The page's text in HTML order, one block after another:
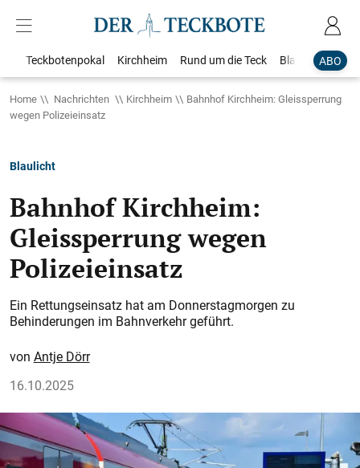
ABO
Teckbotenpokal Kirchheim Rund um die Teck Blaulicht
Home Nachrichten Kirchheim
Bahnhof Kirchheim: Gleissperrung
wegen Polizeieinsatz​​​​​​​​​​​​​​​​​​​​​​​​​​​​​​​​​​​​​​​​​​​​​​​​​​​​​​​​​​​​​​​​​​​​​​​​​​​​​​​​​​​​
Blaulicht
Bahnhof Kirchheim:
Gleissperrung wegen
Polizeieinsatz​​​​​​​​​​​​​​​​​​​​​​​​​​​​​​​​​​​​​​​​​​​​​​​​​​​​​​​​​​​​​​​​​​​​​​​​​​​​​​​​​​​​
Ein Rettungseinsatz hat am Donnerstagmorgen zu
Behinderungen im Bahnverkehr geführt.
Antje Dörr
16.10.2025